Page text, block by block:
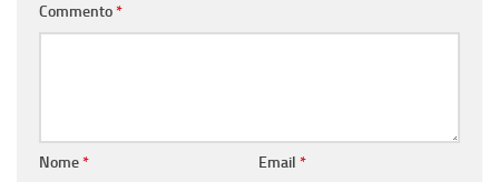
Commento*
Nome* Email *